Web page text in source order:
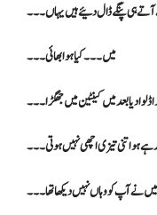
ہی پنگے ڈال دئیے ہیں یہاں ۔۔۔
میں ۔۔۔کیا ہوا بھائی۔۔۔
دیا بعد میں کینٹین میں جھگڑا ۔۔۔
ہو اتنی تیزی اچھی نہیں ہوتی۔۔۔
نے آپ کو وہاں نہیں دیکھا تھا۔۔۔